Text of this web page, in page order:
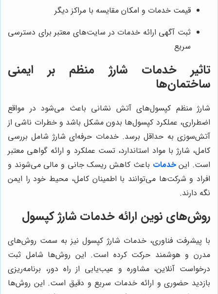
قیمت خدمات و امکان مقایسه با مراکز دیگر
ثبت آگهی ارائه خدمات در سایت‌های معتبر برای دسترسی
سریع
تاثیر خدمات شارژ منظم بر ایمنی
ساختمان‌ها
شارژ منظم کپسول‌های آتش نشانی باعث می‌شود در مواقع
اضطراری، عملکرد کپسول‌ها بدون مشکل باشد و خطرات ناشی از
آتش‌سوزی به حداقل برسد. خدمات حرفه‌ای شارژ شامل بررسی
کامل، شارژ با مواد استاندارد، تست عملکرد و ارائه گواهی معتبر
است. اینخدمات باعث کاهش ریسک جانی و مالی می‌شوند و
افراد و شرکت‌ها می‌توانند با اطمینان کامل، محیط خود را ایمن
نگه دارند.
روش‌های نوین ارائه خدمات شارژ کپسول
با پیشرفت فناوری، خدمات شارژ کپسول نیز به سمت روش‌های
مدرن و هوشمند حرکت کرده است. این روش‌ها شامل ثبت
درخواست آنلاین، مشاوره و عیب‌یابی از راه دور، برنامه‌ریزی
بازدید حضوری و ارائه خدمات سریع و دقیق است. این روش‌ها